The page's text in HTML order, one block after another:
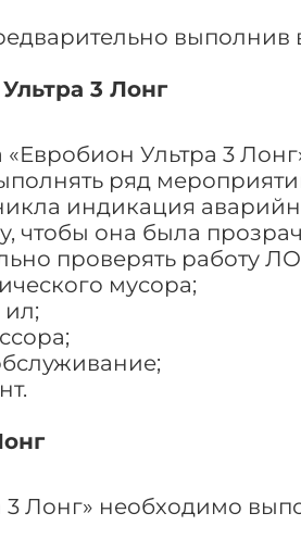
3 Лонг
Ультра 3
ряд
индикация
она была
проверять работу
мусора;
ил;
Лонг» необходимо